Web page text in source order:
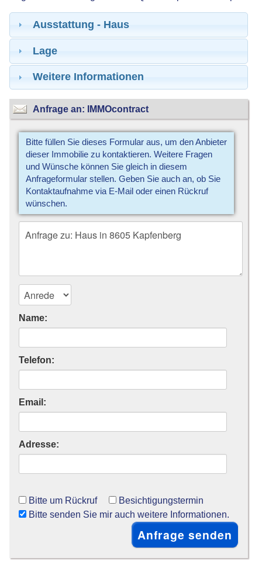
Ausstattung - Haus
Lage
Weitere Informationen
Anfrage an: IMMOcontract
Bitte füllen Sie dieses Formular aus, um den Anbieter
dieser Immobilie zu kontaktieren. Weitere Fragen
und Wünsche können Sie gleich in diesem
Anfrageformular stellen. Geben Sie auch an, ob Sie
Kontaktaufnahme via E-Mail oder einen Rückruf
wünschen.
Name:
Telefon:
Email:
Adresse:
Bitte um Rückruf
Besichtigungstermin
Bitte senden Sie mir auch weitere Informationen.